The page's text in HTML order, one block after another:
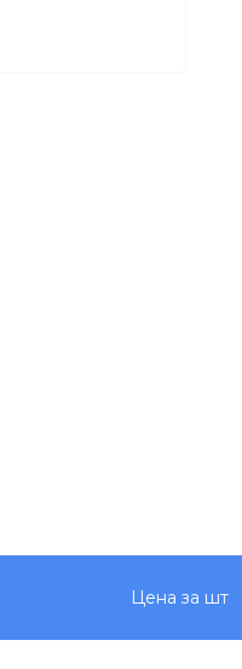
Цена за шт